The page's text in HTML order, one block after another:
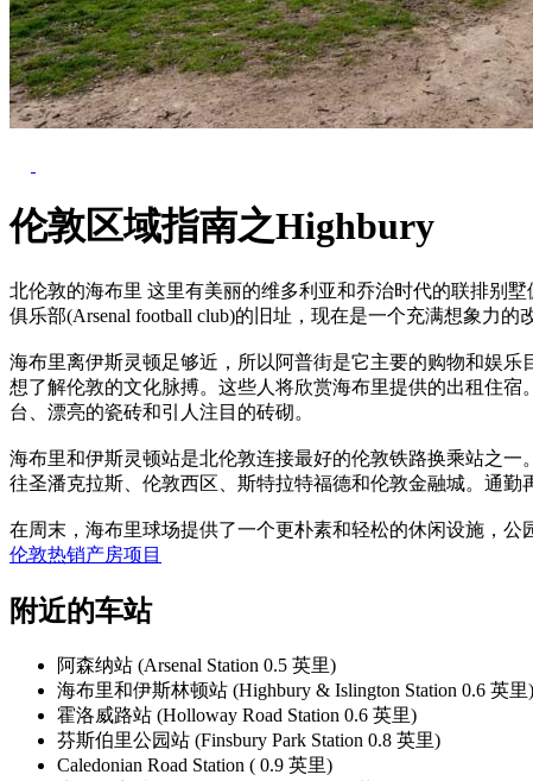
伦敦区域指南之Highbury
北伦敦的海布里 这里有美丽的维多利亚和乔治时代的联排别
俱乐部(Arsenal football club)的旧址，现在是一个充满想象力的
海布里离伊斯灵顿足够近，所以阿普街是它主要的购物和娱
想了解伦敦的文化脉搏。这些人将欣赏海布里提供的出租住
台、漂亮的瓷砖和引人注目的砖砌。
海布里和伊斯灵顿站是北伦敦连接最好的伦敦铁路换乘站之
往圣潘克拉斯、伦敦西区、斯特拉特福德和伦敦金融城。通勤
在周末，海布里球场提供了一个更朴素和轻松的休闲设施，公
伦敦热销产房项目
附近的车站
阿森纳站 (Arsenal Station 0.5 英里)
海布里和伊斯林顿站 (Highbury & Islington Station 0.6 英里)
霍洛威路站 (Holloway Road Station 0.6 英里)
芬斯伯里公园站 (Finsbury Park Station 0.8 英里)
Caledonian Road Station ( 0.9 英里)